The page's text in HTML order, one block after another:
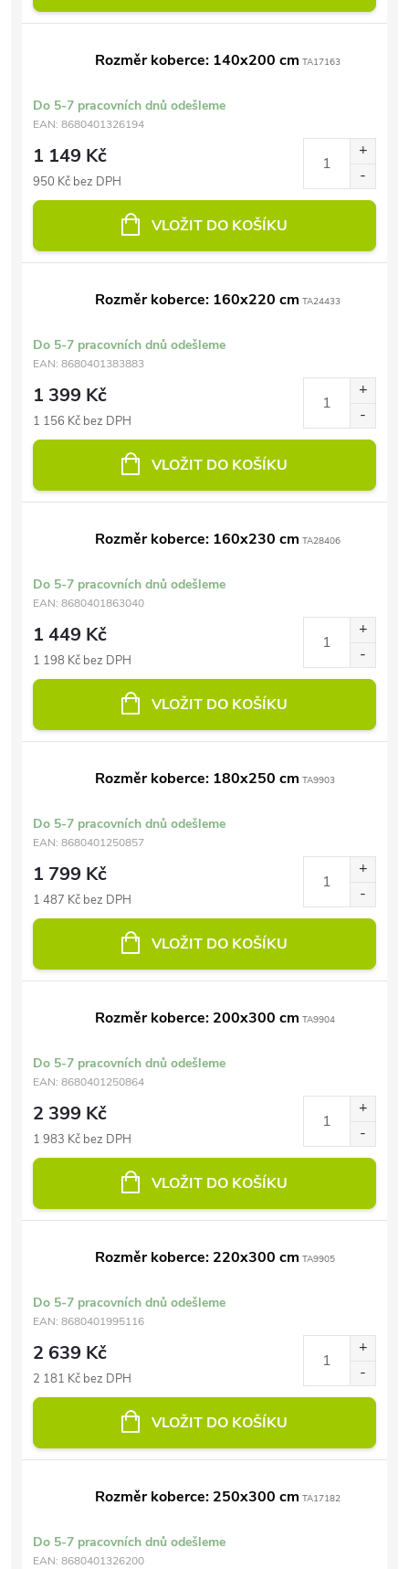
Rozměr koberce: 140x200 cm TA17163
Do 5-7 pracovních dnů odešleme
EAN: 8680401326194
1 149 Kč
950 Kč bez DPH
VLOŽIT DO KOŠÍKU
Rozměr koberce: 160x220 cm TA24433
Do 5-7 pracovních dnů odešleme
EAN: 8680401383883
1 399 Kč
1 156 Kč bez DPH
VLOŽIT DO KOŠÍKU
Rozměr koberce: 160x230 cm TA28406
Do 5-7 pracovních dnů odešleme
EAN: 8680401863040
1 449 Kč
1 198 Kč bez DPH
VLOŽIT DO KOŠÍKU
Rozměr koberce: 180x250 cm TA9903
Do 5-7 pracovních dnů odešleme
EAN: 8680401250857
1 799 Kč
1 487 Kč bez DPH
VLOŽIT DO KOŠÍKU
Rozměr koberce: 200x300 cm TA9904
Do 5-7 pracovních dnů odešleme
EAN: 8680401250864
2 399 Kč
1 983 Kč bez DPH
VLOŽIT DO KOŠÍKU
Rozměr koberce: 220x300 cm TA9905
Do 5-7 pracovních dnů odešleme
EAN: 8680401995116
2 639 Kč
2 181 Kč bez DPH
VLOŽIT DO KOŠÍKU
Rozměr koberce: 250x300 cm TA17182
Do 5-7 pracovních dnů odešleme
EAN: 8680401326200